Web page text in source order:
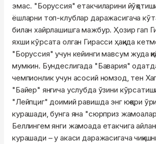
эмас. "Боруссия" етакчиларини
ёшларни топ-клублар даражасигача
билан хайрлашишга мажбур. Ҳозир гап
яхши кўрсата олган Гирасси ҳақида
"Боруссия" учун кейинги мавсум жуда
мумкин. Бундеслигада "Бавария"
чемпионлик учун асосий номзод, тен Хаг
"Байер" янгича услубда ўзини
"Лейпциг" доимий равишда энг юқори
курашади, бунга яна "сюрприз
Беллингем янги жамоада етакчига
курашади – у акаси даражасигача